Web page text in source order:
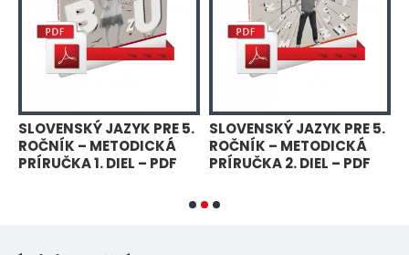
SLOVENSKÝ JAZYK PRE 5.
ROČNÍK – METODICKÁ
PRÍRUČKA 1. DIEL – PDF
SLOVENSKÝ JAZYK PRE 5.
ROČNÍK – METODICKÁ
PRÍRUČKA 2. DIEL – PDF